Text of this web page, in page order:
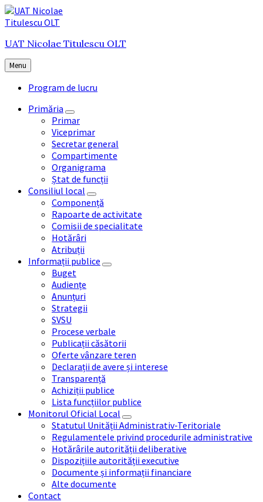
Skip
to
Skip
to
navigation
Skip
to
UAT Nicolae Titulescu OLT
Menu
Program de lucru
Primăria
Primar
Viceprimar
Secretar general
Compartimente
Organigrama
Ștat de funcții
Consiliul local
Componență
Rapoarte de activitate
Comisii de specialitate
Hotărâri
Atribuții
Informații publice
Buget
Audiențe
Anunțuri
Strategii
SVSU
Procese verbale
Publicații căsătorii
Oferte vânzare teren
Declarații de avere și interese
Transparență
Achiziții publice
Lista funcțiilor publice
Monitorul Oficial Local
Statutul Unității Administrativ-Teritoriale
Regulamentele privind procedurile administrative
Hotărârile autorității deliberative
Dispozițiile autorității executive
Documente și informații financiare
Alte documente
Contact